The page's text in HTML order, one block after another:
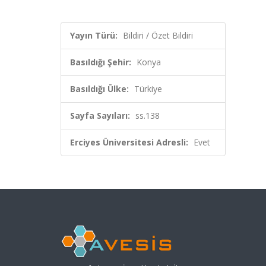
Yayın Türü: Bildiri / Özet Bildiri
Basıldığı Şehir: Konya
Basıldığı Ülke: Türkiye
Sayfa Sayıları: ss.138
Erciyes Üniversitesi Adresli: Evet